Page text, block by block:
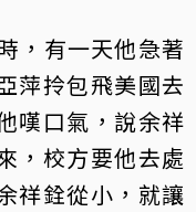
，有一天他急著
萍拎包飛美國去
嘆口氣，說余祥
，校方要他去處
祥銓從小，就讓